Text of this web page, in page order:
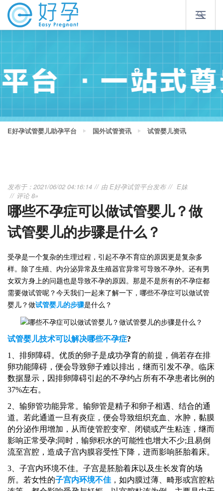
E好孕试管婴儿助孕平台 国外试管资讯 试管婴儿资讯
发布于：2021/06/02 04:16:14 由E好孕试管平台发布
E妹
评论 8»
哪些不孕症可以做试管婴儿？做
试管婴儿的步骤是什么？
受孕是一个复杂的生理过程，引起不孕不育症的原因更是复杂多
样。除了生殖、内分泌异常及生殖器官异常可导致不孕外。还有男
女双方身上的问题也是导致不孕的原因。那是不是所有的不孕症都
需要做试管呢？今天我们一起来了解一下，哪些不孕症可以做试管
婴儿？做试管婴儿的步骤是什么？
试管婴儿技术可以解决哪些不孕症?
1、排卵障碍。优质的卵子是成功孕育的前提，倘若存在排
卵功能障碍，便会导致卵子难以排出，继而引发不孕。临床
数据显示，因排卵障碍引起的不孕约占所有不孕患者比例的
37%左右。
2、输卵管功能异常。输卵管是精子和卵子相遇、结合的通
道。若此通道一旦有炎症，便会导致组织充血、水肿，黏膜
的分泌作用增加，从而使管腔变窄、闭锁或产生粘连，继而
影响正常受孕;同时，输卵积水的可能性也增大不少;且易倒
流至宫腔，造成子宫内膜容受性下降，进而影响胚胎着床。
3、子宫内环境不佳。子宫是胚胎着床以及生长发育的场
所。若女性的子宫内环境不佳 ，如内膜过薄、畸形或宫腔粘